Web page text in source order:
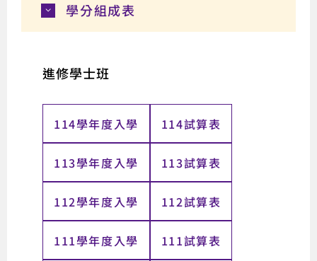
學分組成表
進修學士班
114學年度入學 114試算表
113學年度入學 113試算表
112學年度入學 112試算表
111學年度入學 111試算表